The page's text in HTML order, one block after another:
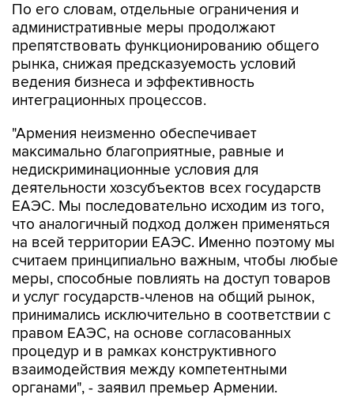
По его словам, отдельные ограничения и
административные меры продолжают
препятствовать функционированию общего
рынка, снижая предсказуемость условий
ведения бизнеса и эффективность
интеграционных процессов.
"Армения неизменно обеспечивает
максимально благоприятные, равные и
недискриминационные условия для
деятельности хозсубъектов всех государств
ЕАЭС. Мы последовательно исходим из того,
что аналогичный подход должен применяться
на всей территории ЕАЭС. Именно поэтому мы
считаем принципиально важным, чтобы любые
меры, способные повлиять на доступ товаров
и услуг государств-членов на общий рынок,
принимались исключительно в соответствии с
правом ЕАЭС, на основе согласованных
процедур и в рамках конструктивного
взаимодействия между компетентными
органами", - заявил премьер Армении.